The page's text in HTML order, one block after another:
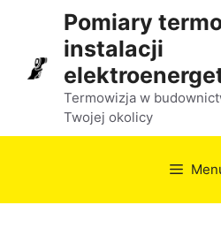
treści
Pomiary
instalacji
Termowizja w
Twojej okolicy